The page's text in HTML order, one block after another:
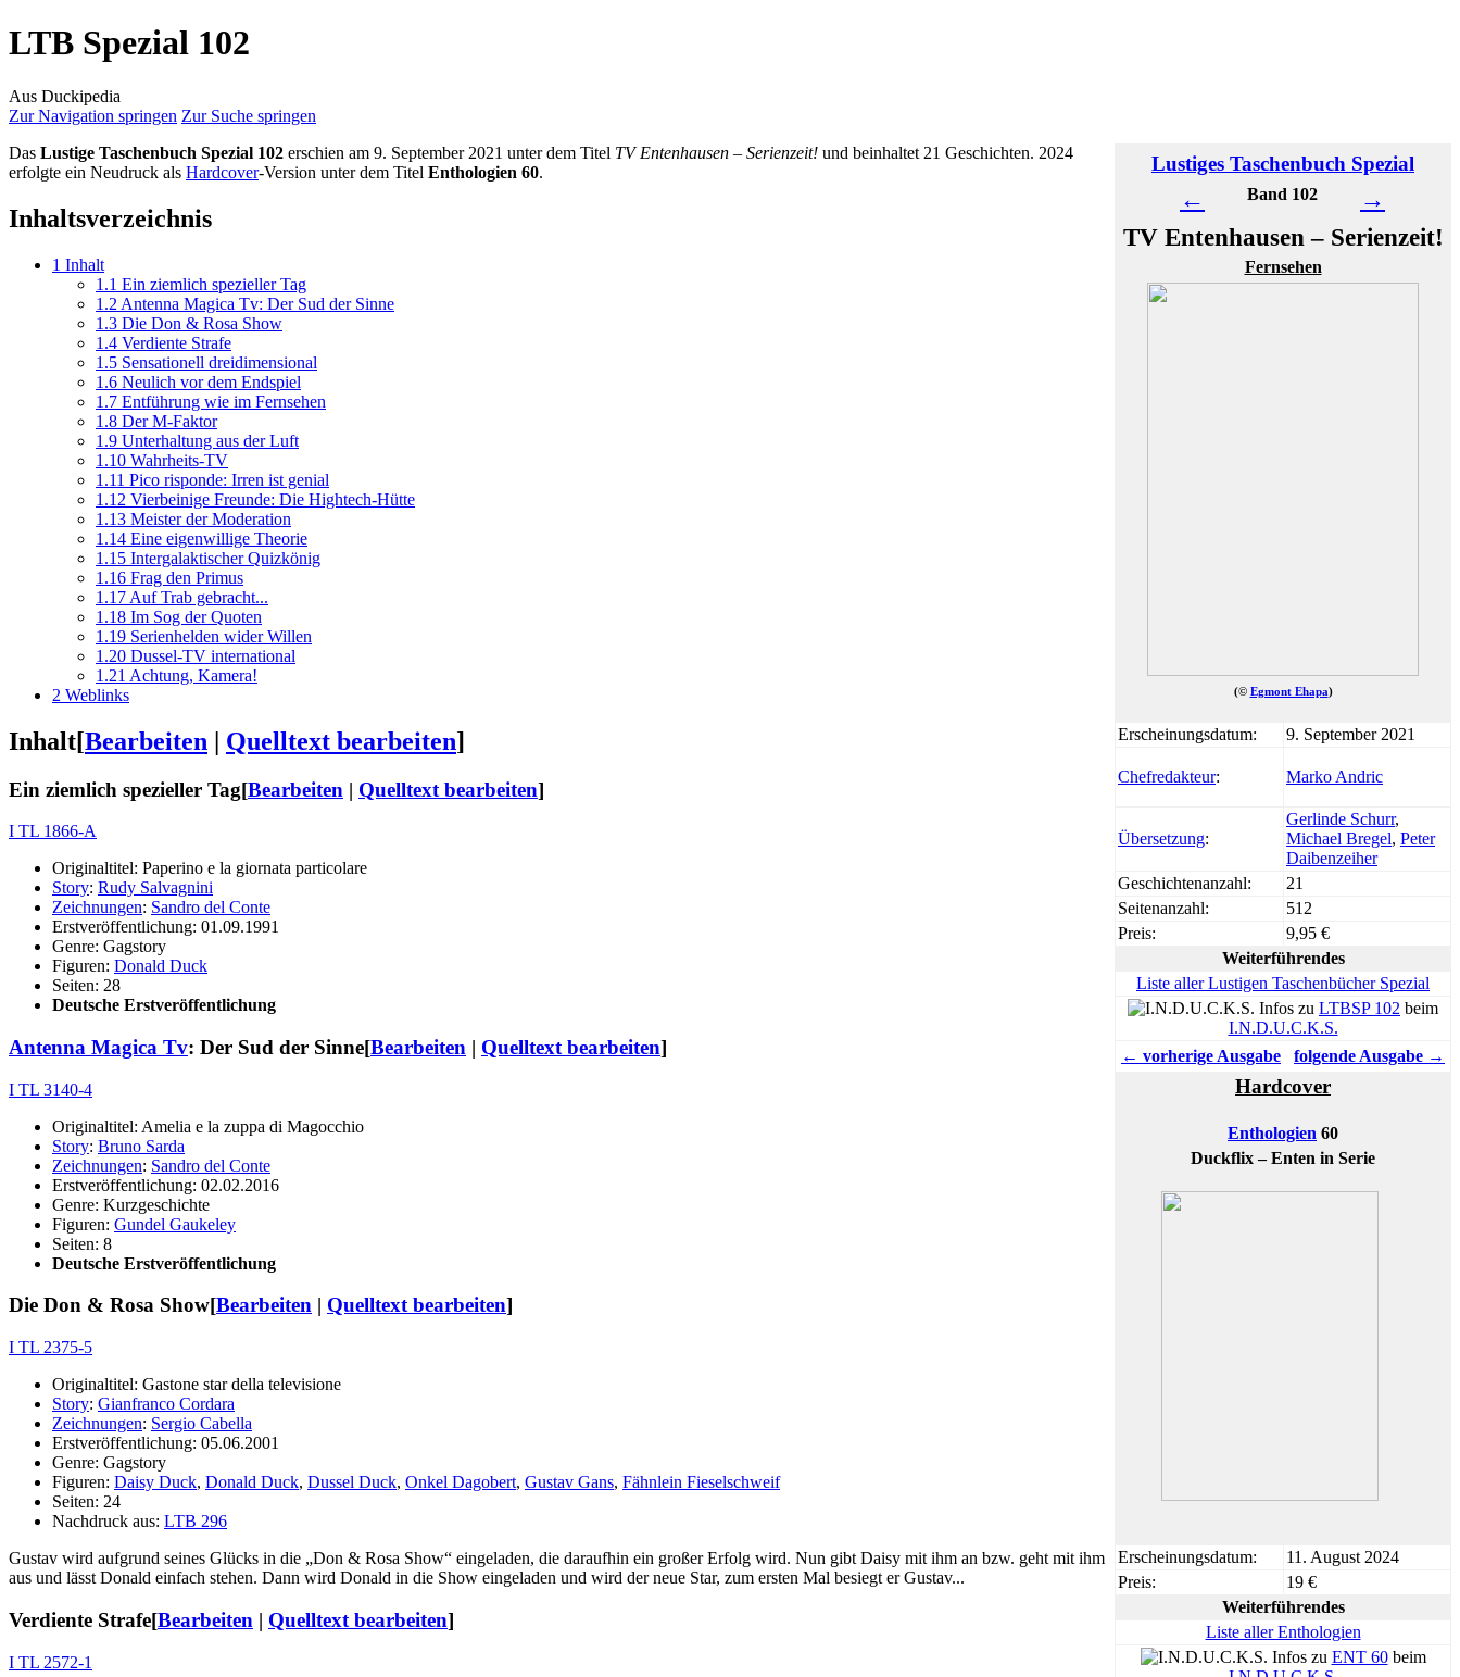
LTB Spezial 102
Aus Duckipedia
Zur Navigation springen Zur Suche springen
Lustiges Taschenbuch Spezial
← Band 102
→
TV Entenhausen – Serienzeit!
Fernsehen
(© Egmont Ehapa)
Erscheinungsdatum: 9. September 2021
Chefredakteur: Marko Andric
Übersetzung:
Gerlinde Schurr,
Michael Bregel, Peter
Daibenzeiher
Geschichtenanzahl:
21
Seitenanzahl:
512
Preis:
9,95 €
Weiterführendes
Liste aller Lustigen Taschenbücher Spezial
Infos zu LTBSP 102 beim
I.N.D.U.C.K.S.
← vorherige Ausgabe
folgende Ausgabe →
Hardcover
Enthologien 60
Duckflix – Enten in Serie
Erscheinungsdatum:
11. August 2024
Preis:
19 €
Weiterführendes
Liste aller Enthologien
Infos zu ENT 60beim
Das Lustige Taschenbuch Spezial 102 erschien am 9. September 2021 unter dem Titel TV Entenhausen – Serienzeit! und beinhaltet 21 Geschichten. 2024
erfolgte ein Neudruck als Hardcover-Version unter dem Titel Enthologien 60.
Inhaltsverzeichnis
1 Inhalt
1.1 Ein ziemlich spezieller Tag
1.2 Antenna Magica Tv: Der Sud der Sinne
1.3 Die Don & Rosa Show
1.4 Verdiente Strafe
1.5 Sensationell dreidimensional
1.6 Neulich vor dem Endspiel
1.7 Entführung wie im Fernsehen
1.8 Der M-Faktor
1.9 Unterhaltung aus der Luft
1.10 Wahrheits-TV
1.11 Pico risponde: Irren ist genial
1.12 Vierbeinige Freunde: Die Hightech-Hütte
1.13 Meister der Moderation
1.14 Eine eigenwillige Theorie
1.15 Intergalaktischer Quizkönig
1.16 Frag den Primus
1.17 Auf Trab gebracht...
1.18 Im Sog der Quoten
1.19 Serienhelden wider Willen
1.20 Dussel-TV international
1.21 Achtung, Kamera!
2 Weblinks
Inhalt[Bearbeiten | Quelltext bearbeiten]
Ein ziemlich spezieller Tag[Bearbeiten | Quelltext bearbeiten]
I TL 1866-A
Originaltitel: Paperino e la giornata particolare
Story: Rudy Salvagnini
Zeichnungen: Sandro del Conte
Erstveröffentlichung: 01.09.1991
Genre: Gagstory
Figuren: Donald Duck
Seiten: 28
Deutsche Erstveröffentlichung
Antenna Magica Tv: Der Sud der Sinne[Bearbeiten | Quelltext bearbeiten]
I TL 3140-4
Originaltitel: Amelia e la zuppa di Magocchio
Story: Bruno Sarda
Zeichnungen: Sandro del Conte
Erstveröffentlichung: 02.02.2016
Genre: Kurzgeschichte
Figuren: Gundel Gaukeley
Seiten: 8
Deutsche Erstveröffentlichung
Die Don & Rosa Show[Bearbeiten | Quelltext bearbeiten]
I TL 2375-5
Originaltitel: Gastone star della televisione
Story: Gianfranco Cordara
Zeichnungen: Sergio Cabella
Erstveröffentlichung: 05.06.2001
Genre: Gagstory
Figuren: Daisy Duck, Donald Duck, Dussel Duck, Onkel Dagobert, Gustav Gans, Fähnlein Fieselschweif
Seiten: 24
Nachdruck aus: LTB 296
Gustav wird aufgrund seines Glücks in die „Don & Rosa Show“ eingeladen, die daraufhin ein großer Erfolg wird. Nun gibt Daisy mit ihm an bzw. geht mit ihm
aus und lässt Donald einfach stehen. Dann wird Donald in die Show eingeladen und wird der neue Star, zum ersten Mal besiegt er Gustav...
Verdiente Strafe[Bearbeiten | Quelltext bearbeiten]
I TL 2572-1